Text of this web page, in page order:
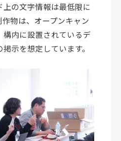
の文字情報は最低限に
物は、オープンキャン
内に設置されているデ
示を想定しています。